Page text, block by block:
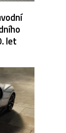
let